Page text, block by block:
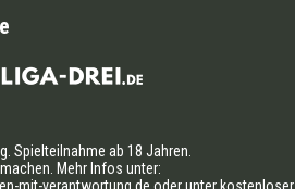
Spielteilnahme ab 18 Jahren.
Mehr Infos unter: